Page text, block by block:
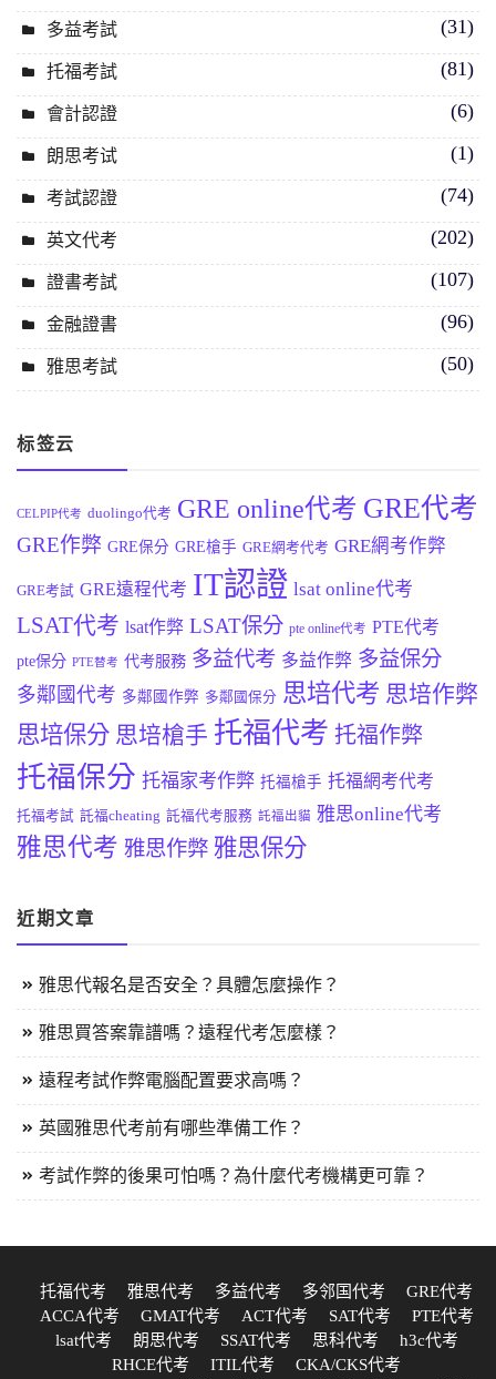
多益考試 (31)
托福考試 (81)
會計認證 (6)
朗思考试 (1)
考試認證 (74)
英文代考 (202)
證書考試 (107)
金融證書 (96)
雅思考試 (50)
标签云
CELPIP代考 duolingo代考 GRE online代考 GRE代考
GRE作弊 GRE保分 GRE槍手 GRE網考代考 GRE網考作弊
GRE考試 GRE遠程代考 IT認證 lsat online代考
LSAT代考 lsat作弊 LSAT保分 pte online代考 PTE代考
pte保分 PTE替考 代考服務 多益代考 多益作弊 多益保分
多鄰國代考 多鄰國作弊 多鄰國保分 思培代考 思培作弊
思培保分 思培槍手 托福代考 托福作弊
托福保分 托福家考作弊 托福槍手 托福網考代考
托福考試 託福cheating 託福代考服務 託福出貓 雅思online代考
雅思代考 雅思作弊 雅思保分
近期文章
雅思代報名是否安全？具體怎麼操作？
雅思買答案靠譜嗎？遠程代考怎麼樣？
遠程考試作弊電腦配置要求高嗎？
英國雅思代考前有哪些準備工作？
考試作弊的後果可怕嗎？為什麼代考機構更可靠？
托福代考 雅思代考 多益代考 多邻国代考
GRE代考
ACCA代考
GMAT代考 ACT代考 SAT代考
PTE代考
lsat代考
朗思代考 SSAT代考 思科代考
h3c代考
RHCE代考
ITIL代考
CKA/CKS代考